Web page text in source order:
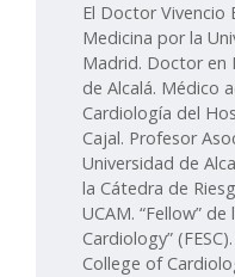
El Doctor Vivencio
Medicina por la
Madrid. Doctor en
de Alcalá. Médico
Cardiología del
Cajal. Profesor
Universidad de
la Cátedra de
UCAM. “Fellow”
Cardiology”
College of